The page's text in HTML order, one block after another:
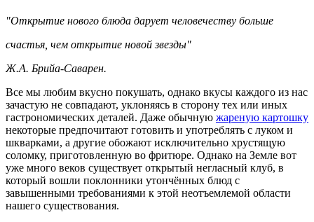
"Открытие нового блюда дарует человечеству больше
счастья, чем открытие новой звезды"
Ж.А. Брийа-Саварен.
Все мы любим вкусно покушать, однако вкусы каждого из нас
зачастую не совпадают, уклоняясь в сторону тех или иных
гастрономических деталей. Даже обычную жареную картошку
некоторые предпочитают готовить и употреблять с луком и
шкварками, а другие обожают исключительно хрустящую
соломку, приготовленную во фритюре. Однако на Земле вот
уже много веков существует открытый негласный клуб, в
который вошли поклонники утончённых блюд с
завышенными требованиями к этой неотъемлемой области
нашего существования.